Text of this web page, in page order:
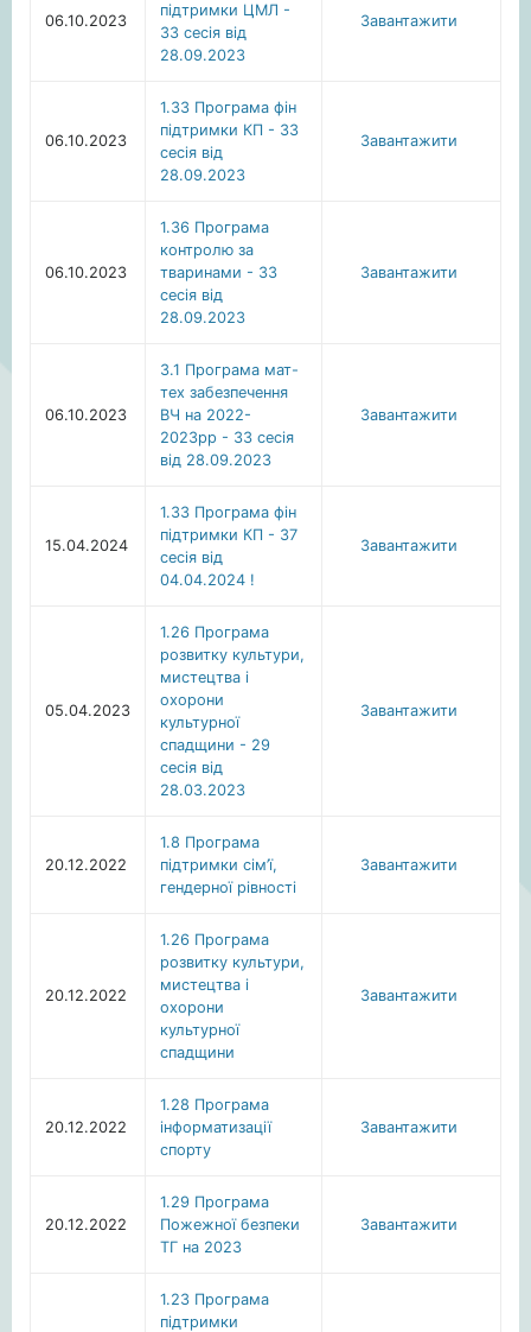
06.10.2023
підтримки ЦМЛ -
33 сесія від
28.09.2023
Завантажити
06.10.2023
1.33 Програма фін
підтримки КП - 33
сесія від
28.09.2023
Завантажити
06.10.2023
1.36 Програма
контролю за
тваринами - 33
сесія від
28.09.2023
Завантажити
06.10.2023
3.1 Програма мат-
тех забезпечення
ВЧ на 2022-
2023рр - 33 сесія
від 28.09.2023
Завантажити
15.04.2024
1.33 Програма фін
підтримки КП - 37
сесія від
04.04.2024 !
Завантажити
05.04.2023
1.26 Програма
розвитку культури,
мистецтва i
охорони
культурної
спадщини - 29
сесія від
28.03.2023
Завантажити
20.12.2022
1.8 Програма
підтримки сім’ї,
гендерної рівності
Завантажити
20.12.2022
1.26 Програма
розвитку культури,
мистецтва i
охорони
культурної
спадщини
Завантажити
20.12.2022
1.28 Програма
інформатизації
спорту
Завантажити
20.12.2022
1.29 Програма
Пожежної безпеки
ТГ на 2023
Завантажити
1.23 Програма
підтримки